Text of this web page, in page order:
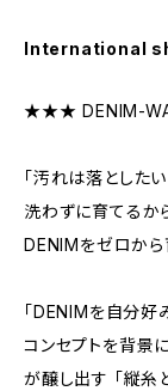
International
★★★ DENIM-
「汚れは落とした
洗わずに育てるか
DENIMをゼロから
「DENIMを自分好
コンセプトを背景
が醸し出す 「縦糸